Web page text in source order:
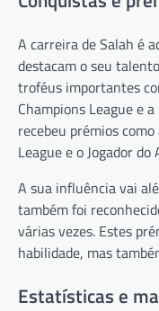
A carreira de Salah é
destacam o seu
troféus importantes
Champions League e
recebeu prémios
League e o Jogador do
A sua influência vai
também foi
várias vezes. Estes
habilidade, mas
Estatísticas e